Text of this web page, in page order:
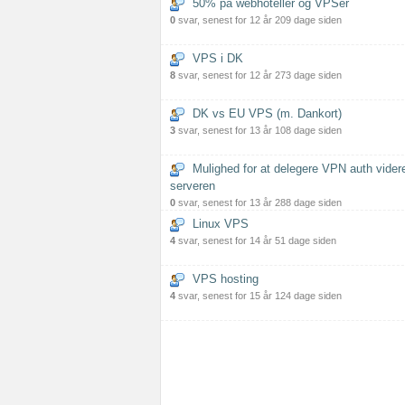
50% på webhoteller og VPSer
0 svar, senest for 12 år 209 dage siden
VPS i DK
8 svar, senest for 12 år 273 dage siden
DK vs EU VPS (m. Dankort)
3 svar, senest for 13 år 108 dage siden
Mulighed for at delegere VPN auth
serveren
0 svar, senest for 13 år 288 dage siden
Linux VPS
4 svar, senest for 14 år 51 dage siden
VPS hosting
4 svar, senest for 15 år 124 dage siden